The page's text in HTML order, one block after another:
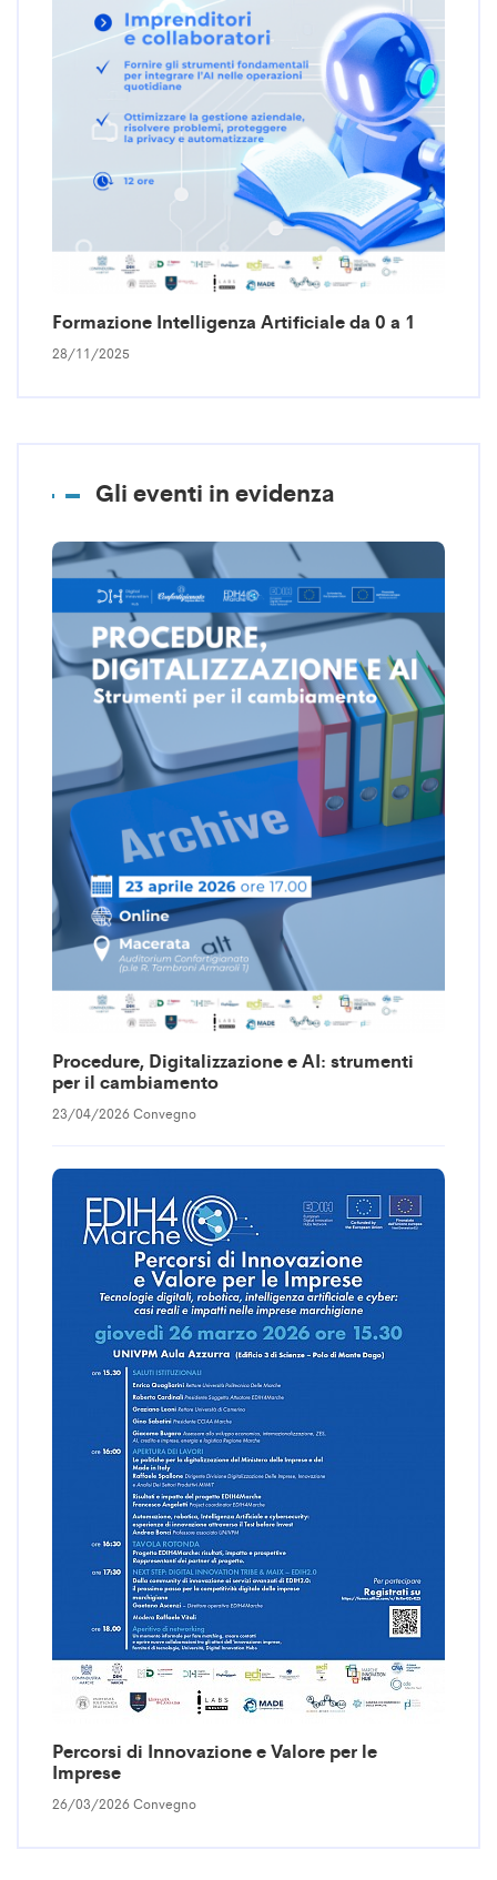
Formazione Intelligenza Artificiale da 0 a 1
28/11/2025
Gli eventi in evidenza
Procedure, Digitalizzazione e AI: strumenti
per il cambiamento
23/04/2026 Convegno
Percorsi di Innovazione e Valore per le
Imprese
26/03/2026 Convegno